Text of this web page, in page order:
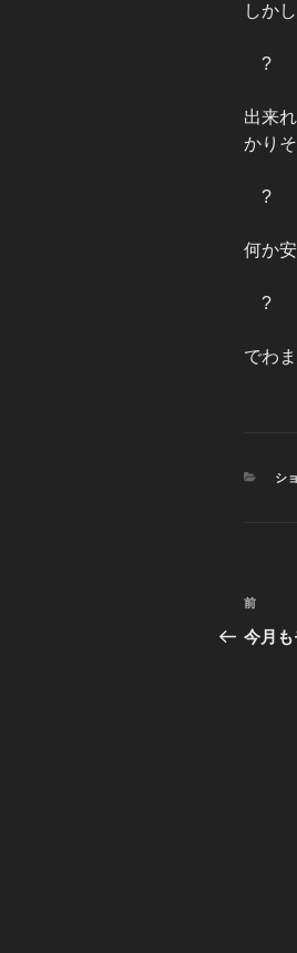
しか
?
出来
かり
?
何か
?
でわ
カ
シ
投
稿
前
の
前
今月